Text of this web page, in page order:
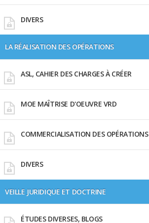
DIVERS
LA RÉALISATION DES OPÉRATIONS
ASL, CAHIER DES CHARGES À CRÉER
MOE MAÎTRISE D'OEUVRE VRD
COMMERCIALISATION DES OPÉRATIONS
DIVERS
VEILLE JURIDIQUE ET DOCTRINE
ÉTUDES DIVERSES, BLOGS